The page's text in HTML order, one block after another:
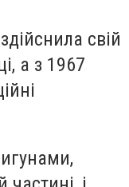
свій
а з 1967